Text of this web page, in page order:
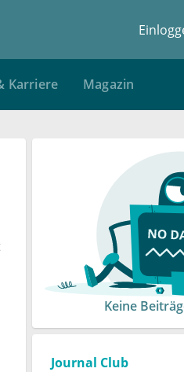
Karriere Magazin
Keine
Journal Club